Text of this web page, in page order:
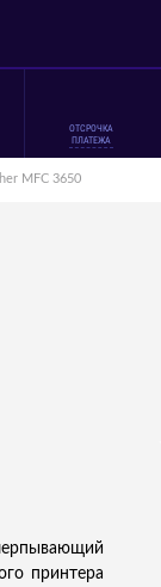
ОТСРОЧКА
ПЛАТЕЖА
MFC 3650
принтера